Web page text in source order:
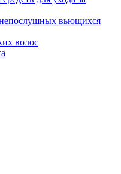
непослушных вьющихся
волос